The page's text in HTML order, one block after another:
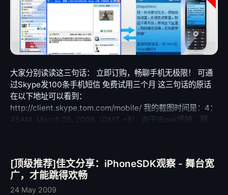
大家分别读读这三句话： 立即订购，畅聊手机无极限！ 可通
过Skype发100条手机短信 免费试用三个月 这三句话的原话
在以下地址可以看到：
http://client.skype.tom.com/mobile/ 我的截图时间是：4：
45AM, March 25, 2008（GMT +8） 由于iBook坏掉，预计
读不懂这个广告。不知道”无极限”、”100条”、”免费”、”三个
月”这几个词组怎么理解。可以肯定的是，我问过身边的几个
语文学得比较好的朋友，没有一个可以肯定地告诉我答案。
[顶级推荐]佳文分享：iPhoneSDK观察 - 舞台宽
广，才能跳得欢畅
24 May 2009